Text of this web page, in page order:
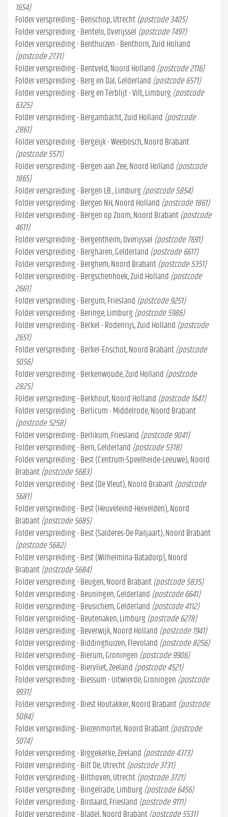
1654)
Folder verspreiding - Benschop, Utrecht (postcode 3405)
Folder verspreiding - Bentelo, Overijssel (postcode 7497)
Folder verspreiding - Benthuizen - Benthorn, Zuid Holland
(postcode 2731)
Folder verspreiding - Bentveld, Noord Holland (postcode 2116)
Folder verspreiding - Berg en Dal, Gelderland (postcode 6571)
Folder verspreiding - Berg en Terblijt - Vilt, Limburg (postcode
6325)
Folder verspreiding - Bergambacht, Zuid Holland (postcode
2861)
Folder verspreiding - Bergeijk - Weebosch, Noord Brabant
(postcode 5571)
Folder verspreiding - Bergen aan Zee, Noord Holland (postcode
1865)
Folder verspreiding - Bergen LB., Limburg (postcode 5854)
Folder verspreiding - Bergen NH, Noord Holland (postcode 1861)
Folder verspreiding - Bergen op Zoom, Noord Brabant (postcode
4611)
Folder verspreiding - Bergentheim, Overijssel (postcode 7691)
Folder verspreiding - Bergharen, Gelderland (postcode 6617)
Folder verspreiding - Berghem, Noord Brabant (postcode 5351)
Folder verspreiding - Bergschenhoek, Zuid Holland (postcode
2661)
Folder verspreiding - Bergum, Friesland (postcode 9251)
Folder verspreiding - Beringe, Limburg (postcode 5986)
Folder verspreiding - Berkel - Rodenrijs, Zuid Holland (postcode
2651)
Folder verspreiding - Berkel-Enschot, Noord Brabant (postcode
5056)
Folder verspreiding - Berkenwoude, Zuid Holland (postcode
2825)
Folder verspreiding - Berkhout, Noord Holland (postcode 1647)
Folder verspreiding - Berlicum - Middelrode, Noord Brabant
(postcode 5258)
Folder verspreiding - Berlikum, Friesland (postcode 9041)
Folder verspreiding - Bern, Gelderland (postcode 5318)
Folder verspreiding - Best (Centrum-Speelheide-Leeuwe), Noord
Brabant (postcode 5683)
Folder verspreiding - Best (De Vleut), Noord Brabant (postcode
5681)
Folder verspreiding - Best (Heuveleind-Heivelden), Noord
Brabant (postcode 5685)
Folder verspreiding - Best (Salderes-De Pailjaart), Noord Brabant
(postcode 5682)
Folder verspreiding - Best (Wilhelmina-Batadorp), Noord
Brabant (postcode 5684)
Folder verspreiding - Beugen, Noord Brabant (postcode 5835)
Folder verspreiding - Beuningen, Gelderland (postcode 6641)
Folder verspreiding - Beusichem, Gelderland (postcode 4112)
Folder verspreiding - Beutenaken, Limburg (postcode 6278)
Folder verspreiding - Beverwijk, Noord Holland (postcode 1941)
Folder verspreiding - Biddinghuizen, Flevoland (postcode 8256)
Folder verspreiding - Bierum, Groningen (postcode 9906)
Folder verspreiding - Biervliet, Zeeland (postcode 4521)
Folder verspreiding - Biessum - Uitwierde, Groningen (postcode
9931)
Folder verspreiding - Biest Houtakker, Noord Brabant (postcode
5084)
Folder verspreiding - Biezenmortel, Noord Brabant (postcode
5074)
Folder verspreiding - Biggekerke, Zeeland (postcode 4373)
Folder verspreiding - Bilt De, Utrecht (postcode 3731)
Folder verspreiding - Bilthoven, Utrecht (postcode 3721)
Folder verspreiding - Bingelrade, Limburg (postcode 6456)
Folder verspreiding - Birdaard, Friesland (postcode 9111)
Folder verspreiding - Bladel, Noord Brabant (postcode 5531)